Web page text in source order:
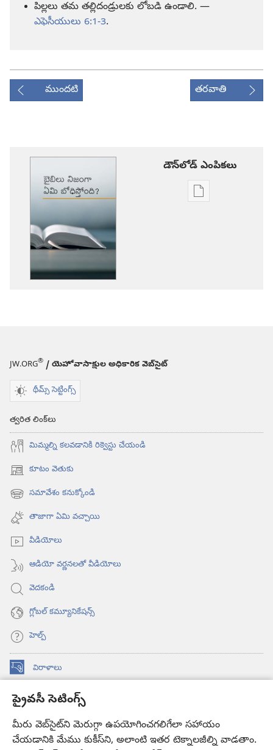
ప్రైవసీ సెటింగ్స్
మీరు వెబ్‌సైట్‌ని మెరుగ్గా ఉపయోగించగలిగేలా సహాయం
చేయడానికి మేము కుకీస్‌ని, అలాంటి ఇతర టెక్నాలజీల్ని వాడతాం.
పిల్లలు తమ తల్లిదండ్రులకు లోబడి ఉండాలి. —
ఎఫెసీయులు 6:1-3.
ముందటి తరవాతి
డౌన్‌లోడ్‌ ఎంపికలు
ప్రచురణల
JW.ORG® / యెహోవాసాక్షుల అధికారిక వెబ్‌సైట్‌
థీమ్స్ సెట్టింగ్స్
త్వరిత లింక్‌లు
మిమ్మల్ని కలవడానికి రిక్వెస్టు చేయండి
కూటం వెతుకు
(కొత్త
విండో
ఓపెన్‌
అవుతుంది)
సమావేశం కనుక్కోండి
(కొత్త
విండో
ఓపెన్‌
అవుతుంది)
తాజాగా ఏమి వచ్చాయి
వీడియోలు
ఆడియో వర్ణనలతో వీడియోలు
వెదకండి
గ్లోబల్‌ కమ్యూనికేషన్స్‌
హెల్ప్‌
విరాళాలు
(కొత్త
ఓపెన్‌ కావలికోట ఆన్‌లైన్‌ లైబ్రరీ
(కొత్త
విండో
ఓపెన్‌
JW Hub®
(కొత్త